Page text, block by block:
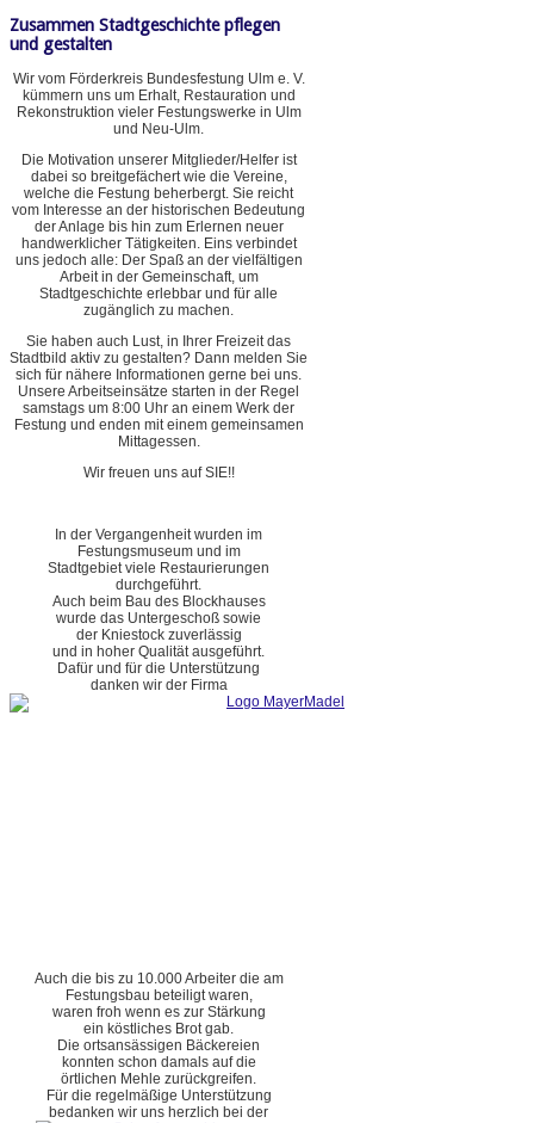
Zusammen Stadtgeschichte pflegen
und gestalten
Wir vom Förderkreis Bundesfestung Ulm e. V.
kümmern uns um Erhalt, Restauration und
Rekonstruktion vieler Festungswerke in Ulm
und Neu-Ulm.
Die Motivation unserer Mitglieder/Helfer ist
dabei so breitgefächert wie die Vereine,
welche die Festung beherbergt. Sie reicht
vom Interesse an der historischen Bedeutung
der Anlage bis hin zum Erlernen neuer
handwerklicher Tätigkeiten. Eins verbindet
uns jedoch alle: Der Spaß an der vielfältigen
Arbeit in der Gemeinschaft, um
Stadtgeschichte erlebbar und für alle
zugänglich zu machen.
Sie haben auch Lust, in Ihrer Freizeit das
Stadtbild aktiv zu gestalten? Dann melden Sie
sich für nähere Informationen gerne bei uns.
Unsere Arbeitseinsätze starten in der Regel
samstags um 8:00 Uhr an einem Werk der
Festung und enden mit einem gemeinsamen
Mittagessen.
Wir freuen uns auf SIE!!
In der Vergangenheit wurden im
Festungsmuseum und im
Stadtgebiet viele Restaurierungen
durchgeführt.
Auch beim Bau des Blockhauses
wurde das Untergeschoß sowie
der Kniestock zuverlässig
und in hoher Qualität ausgeführt.
Dafür und für die Unterstützung
danken wir der Firma
Auch die bis zu 10.000 Arbeiter die am
Festungsbau beteiligt waren,
waren froh wenn es zur Stärkung
ein köstliches Brot gab.
Die ortsansässigen Bäckereien
konnten schon damals auf die
örtlichen Mehle zurückgreifen.
Für die regelmäßige Unterstützung
bedanken wir uns herzlich bei der